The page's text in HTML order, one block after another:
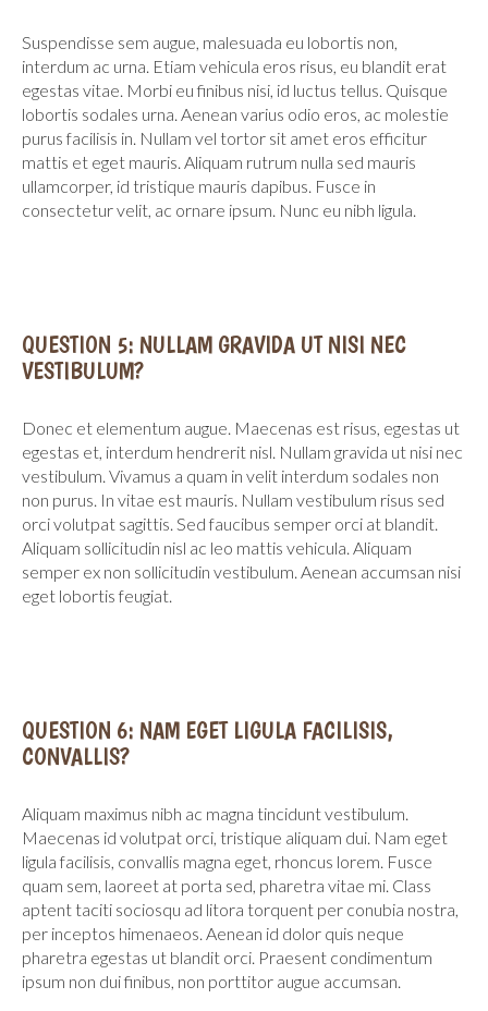
Suspendisse sem augue, malesuada eu lobortis non,
interdum ac urna. Etiam vehicula eros risus, eu blandit erat
egestas vitae. Morbi eu finibus nisi, id luctus tellus. Quisque
lobortis sodales urna. Aenean varius odio eros, ac molestie
purus facilisis in. Nullam vel tortor sit amet eros efficitur
mattis et eget mauris. Aliquam rutrum nulla sed mauris
ullamcorper, id tristique mauris dapibus. Fusce in
consectetur velit, ac ornare ipsum. Nunc eu nibh ligula.
QUESTION 5: NULLAM GRAVIDA UT NISI NEC
VESTIBULUM?
Donec et elementum augue. Maecenas est risus, egestas ut
egestas et, interdum hendrerit nisl. Nullam gravida ut nisi nec
vestibulum. Vivamus a quam in velit interdum sodales non
non purus. In vitae est mauris. Nullam vestibulum risus sed
orci volutpat sagittis. Sed faucibus semper orci at blandit.
Aliquam sollicitudin nisl ac leo mattis vehicula. Aliquam
semper ex non sollicitudin vestibulum. Aenean accumsan nisi
eget lobortis feugiat.
QUESTION 6: NAM EGET LIGULA FACILISIS,
CONVALLIS?
Aliquam maximus nibh ac magna tincidunt vestibulum.
Maecenas id volutpat orci, tristique aliquam dui. Nam eget
ligula facilisis, convallis magna eget, rhoncus lorem. Fusce
quam sem, laoreet at porta sed, pharetra vitae mi. Class
aptent taciti sociosqu ad litora torquent per conubia nostra,
per inceptos himenaeos. Aenean id dolor quis neque
pharetra egestas ut blandit orci. Praesent condimentum
ipsum non dui finibus, non porttitor augue accumsan.